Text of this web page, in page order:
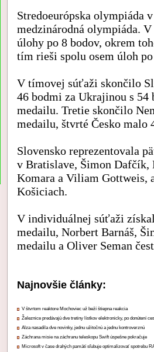
Stredoeurópska olympiáda
medzinárodná olympiáda.
úlohy po 8 bodov, okrem
tím rieši spolu osem úloh
V tímovej súťaži skončilo
46 bodmi za Ukrajinou s
medailu. Tretie skončilo
medailu, štvrté Česko malo
Slovensko reprezentovala
v Bratislave, Šimon Dafčík,
Komara a Viliam Gottweis,
Košiciach.
V individuálnej súťaži
medailu, Norbert Barnáš,
medailu a Oliver Seman
Najnovšie články:
V štvrtom reaktore Mochoviec už beží štiepna reakcia
Železnice predávajú dve tretiny lístkov elektronicky, po donútení
Alza nasadila dve novinky, jednu užitočnú a jednu kontroverznú
Záchrana misie na záchranu teleskopu Swift úspešne pokračuje
Microsoft v čase drahých pamätí sľubuje optimalizovať spotrebu